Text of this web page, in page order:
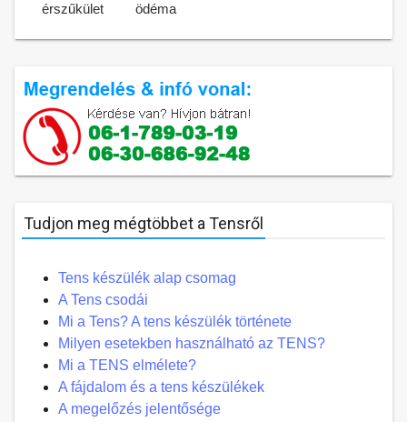
érszűkület ödéma
Tudjon meg mégtöbbet a Tensről
Tens készülék alap csomag
A Tens csodái
Mi a Tens? A tens készülék története
Milyen esetekben használható az TENS?
Mi a TENS elmélete?
A fájdalom és a tens készülékek
A megelőzés jelentősége